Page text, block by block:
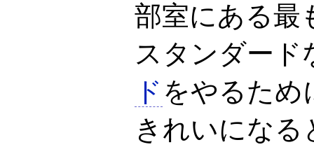
部室にある最
スタンダード
ド をやるため
きれいになる